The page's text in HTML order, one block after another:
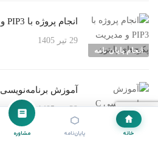
خانه پایان‌نامه مشاوره
انجام پایان نامه
انجام پروژه با PIP3 و مدیریت پکیج‌های پایتون
29 تیر 1405
انجام پایان نامه
آموزش برنامه‌نویسی C برای مبتدیان
29 تیر 1405